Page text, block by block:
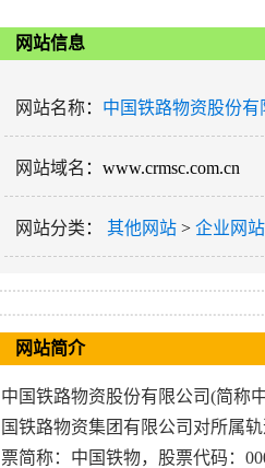
网站信息
网站名称： 中国铁路物资股份有
网站域名 ：www.crmsc.com.cn
网站分类 ： 其他网站 > 企业网站
网站简介
中国铁路物资股份有限公司(简称
国铁路物资集团有限公司对所属
票简称：中国铁物，股票代码：